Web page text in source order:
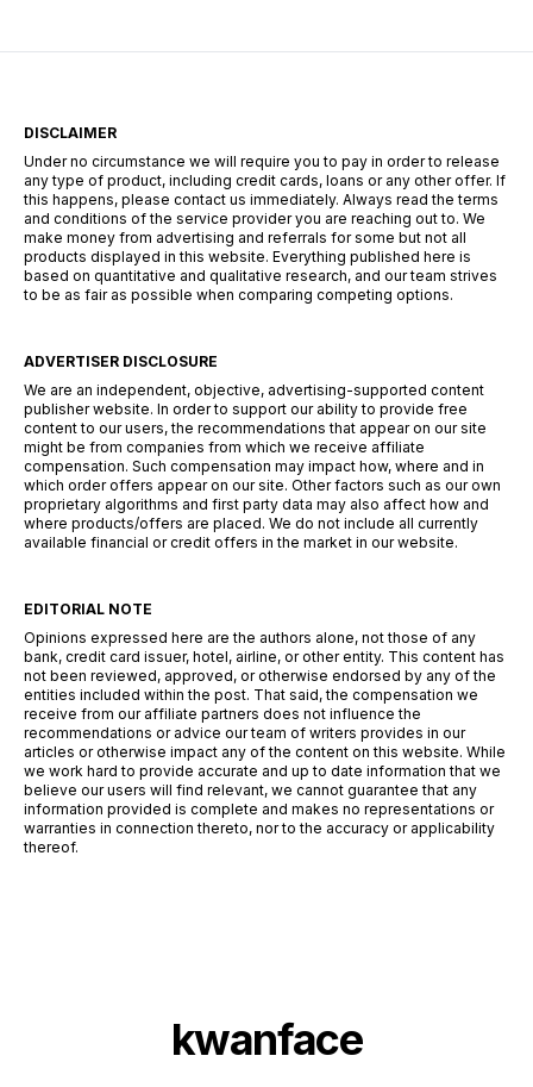
search codes—this guide […]
DISCLAIMER
Under no circumstance we will require you to pay in order to release
any type of product, including credit cards, loans or any other offer. If
this happens, please contact us immediately. Always read the terms
and conditions of the service provider you are reaching out to. We
make money from advertising and referrals for some but not all
products displayed in this website. Everything published here is
based on quantitative and qualitative research, and our team strives
to be as fair as possible when comparing competing options.
ADVERTISER DISCLOSURE
We are an independent, objective, advertising-supported content
publisher website. In order to support our ability to provide free
content to our users, the recommendations that appear on our site
might be from companies from which we receive affiliate
compensation. Such compensation may impact how, where and in
which order offers appear on our site. Other factors such as our own
proprietary algorithms and first party data may also affect how and
where products/offers are placed. We do not include all currently
available financial or credit offers in the market in our website.
EDITORIAL NOTE
Opinions expressed here are the authors alone, not those of any
bank, credit card issuer, hotel, airline, or other entity. This content has
not been reviewed, approved, or otherwise endorsed by any of the
entities included within the post. That said, the compensation we
receive from our affiliate partners does not influence the
recommendations or advice our team of writers provides in our
articles or otherwise impact any of the content on this website. While
we work hard to provide accurate and up to date information that we
believe our users will find relevant, we cannot guarantee that any
information provided is complete and makes no representations or
warranties in connection thereto, nor to the accuracy or applicability
thereof.
kwanface